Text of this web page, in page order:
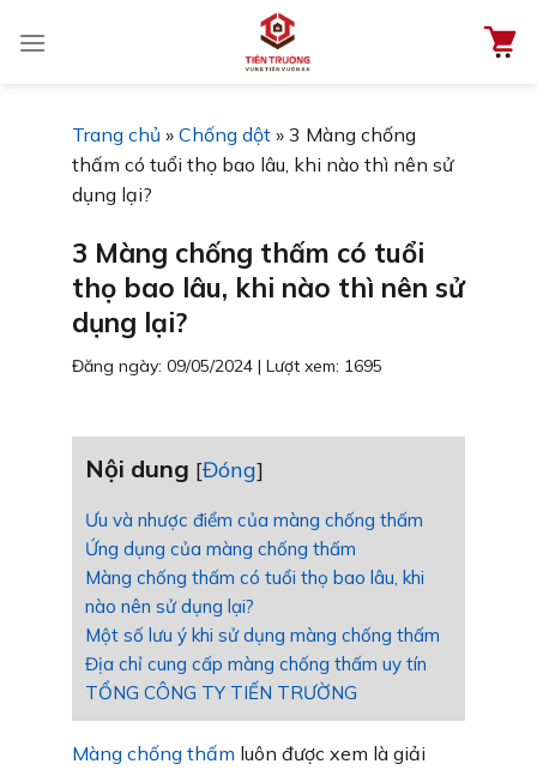
đến
Trang chủ » Chống dột » 3 Màng chống
thấm có tuổi thọ bao lâu, khi nào thì nên sử
dụng lại?
3 Màng chống thấm có tuổi
thọ bao lâu, khi nào thì nên sử
dụng lại?
Đăng ngày: 09/05/2024 | Lượt xem: 1695
Nội dung [Đóng]
Ưu và nhược điểm của màng chống thấm
Ứng dụng của màng chống thấm
Màng chống thấm có tuổi thọ bao lâu, khi
nào nên sử dụng lại?
Một số lưu ý khi sử dụng màng chống thấm
Địa chỉ cung cấp màng chống thấm uy tín
TỔNG CÔNG TY TIẾN TRƯỜNG
Màng chống thấm luôn được xem là giải